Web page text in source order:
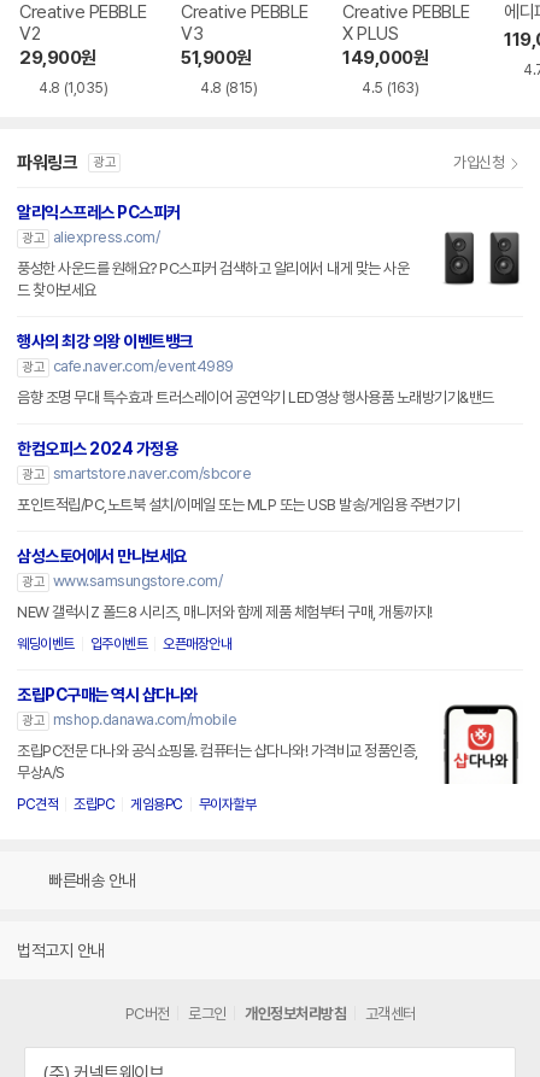
Creative PEBBLE
V2
29,900원
4.8 (1,035)
Creative PEBBLE
V3
51,900원
4.8 (815)
Creative PEBBLE
X PLUS
149,000원
4.5 (163)
에디
파워링크 광고 가입신청
알리익스프레스 PC스피커
광고
aliexpress.com/
풍성한 사운드를 원해요? PC스피커 검색하고 알리에서 내게 맞는 사운
드 찾아보세요
행사의 최강 의왕 이벤트뱅크
광고
cafe.naver.com/event4989
음향 조명 무대 특수효과 트러스레이어 공연악기 LED영상 행사용품 노래방기기&밴드
한컴오피스 2024 가정용
광고 smartstore.naver.com/sbcore
포인트적립/PC,노트북 설치/이메일 또는 MLP 또는 USB 발송/게임용 주변기기
삼성스토어에서 만나보세요
광고 www.samsungstore.com/
NEW 갤럭시Z 폴드8 시리즈, 매니저와 함께 제품 체험부터 구매, 개통까지!
웨딩이벤트 입주이벤트 오픈매장안내
조립PC구매는 역시 샵다나와
광고
mshop.danawa.com/mobile
조립PC전문 다나와 공식쇼핑몰. 컴퓨터는 샵다나와! 가격비교 정품인증,
무상A/S
PC견적 조립PC 게임용PC 무이자할부
빠른배송 안내
법적고지 안내
PC버전 로그인 개인정보처리방침 고객센터